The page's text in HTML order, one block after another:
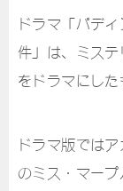
ドラマ「パデ
件」は、ミス
をドラマにした
ドラマ版では
のミス・マー